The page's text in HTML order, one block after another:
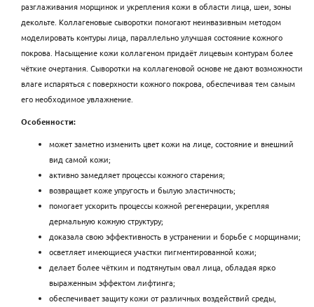
разглаживания морщинок и укрепления кожи в области лица, шеи, зоны
декольте. Коллагеновые сыворотки помогают неинвазивным методом
моделировать контуры лица, параллельно улучшая состояние кожного
покрова. Насыщение кожи коллагеном придаёт лицевым контурам более
чёткие очертания. Сыворотки на коллагеновой основе не дают возможности
влаге испаряться с поверхности кожного покрова, обеспечивая тем самым
его необходимое увлажнение.
Особенности:
может заметно изменить цвет кожи на лице, состояние и внешний
вид самой кожи;
активно замедляет процессы кожного старения;
возвращает коже упругость и былую эластичность;
помогает ускорить процессы кожной регенерации, укрепляя
дермальную кожную структуру;
доказала свою эффективность в устранении и борьбе с морщинами;
осветляет имеющиеся участки пигментированной кожи;
делает более чётким и подтянутым овал лица, обладая ярко
выраженным эффектом лифтинга;
обеспечивает защиту кожи от различных воздействий среды,